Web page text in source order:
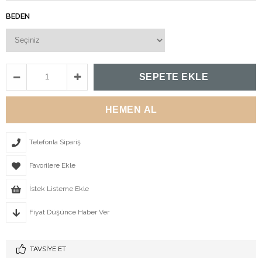
BEDEN
Telefonla Sipariş
Favorilere Ekle
İstek Listeme Ekle
Fiyat Düşünce Haber Ver
TAVSIYE ET